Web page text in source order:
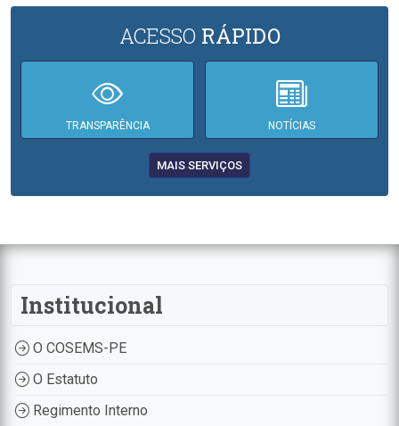
ACESSO RÁPIDO
TRANSPARÊNCIA NOTÍCIAS
MAIS SERVIÇOS
Institucional
O COSEMS-PE
O Estatuto
Regimento Interno